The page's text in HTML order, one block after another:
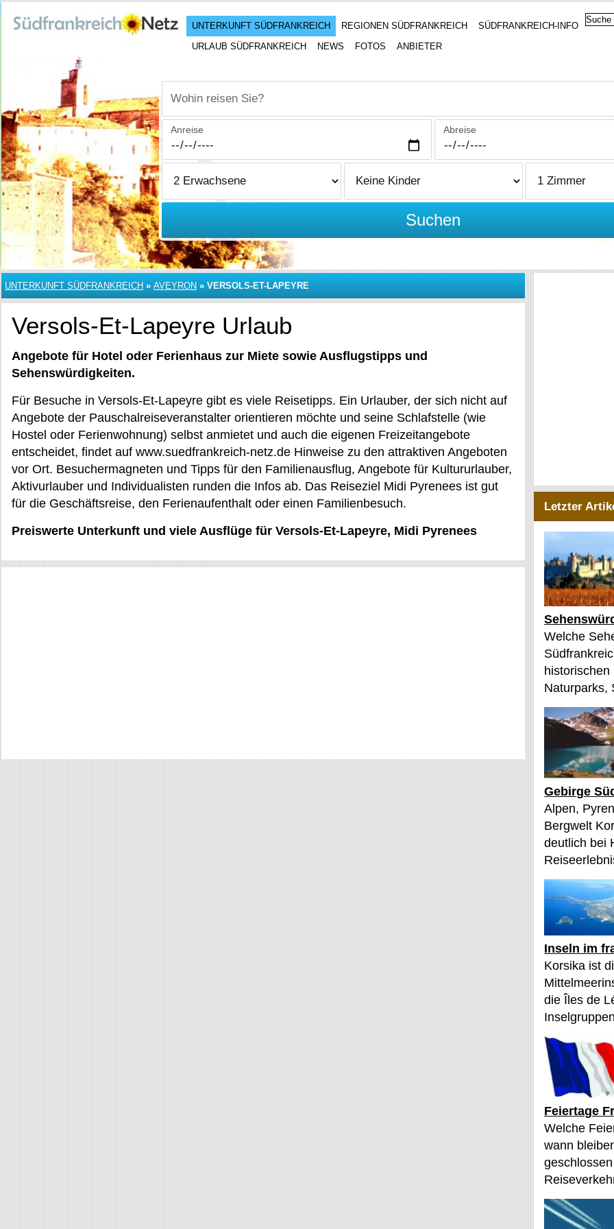
UNTERKUNFT SÜDFRANKREICH REGIONEN SÜDFRANKREICH
SÜDFRANKREICH-INFO
URLAUB SÜDFRANKREICH
NEWS FOTOS ANBIETER
Wohin reisen Sie?
Anreise Abreise
Suchen
UNTERKUNFT SÜDFRANKREICH » AVEYRON » VERSOLS-ET-LAPEYRE
Versols-Et-Lapeyre Urlaub
Angebote für Hotel oder Ferienhaus zur Miete sowie Ausflugstipps und
Sehenswürdigkeiten.
Für Besuche in Versols-Et-Lapeyre gibt es viele Reisetipps. Ein Urlauber, der sich nicht auf
Angebote der Pauschalreiseveranstalter orientieren möchte und seine Schlafstelle (wie
Hostel oder Ferienwohnung) selbst anmietet und auch die eigenen Freizeitangebote
entscheidet, findet auf www.suedfrankreich-netz.de Hinweise zu den attraktiven Angeboten
vor Ort. Besuchermagneten und Tipps für den Familienausflug, Angebote für Kultururlauber,
Aktivurlauber und Individualisten runden die Infos ab. Das Reiseziel Midi Pyrenees ist gut
für die Geschäftsreise, den Ferienaufenthalt oder einen Familienbesuch.
Preiswerte Unterkunft und viele Ausflüge für Versols-Et-Lapeyre, Midi Pyrenees
Letzter
Welche
Naturparks,
Gebirge
Alpen,
Bergwelt
deutlich bei
Inseln im
Korsika ist
die Îles de
Feiertage
Welche
wann